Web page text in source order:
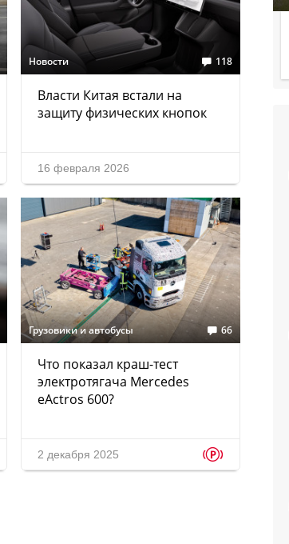
Новости 118
Власти Китая встали на
защиту физических кнопок
16 февраля 2026
Грузовики и автобусы 66
Что показал краш-тест
электротягача Mercedes
eActros 600?
2 декабря 2025 p